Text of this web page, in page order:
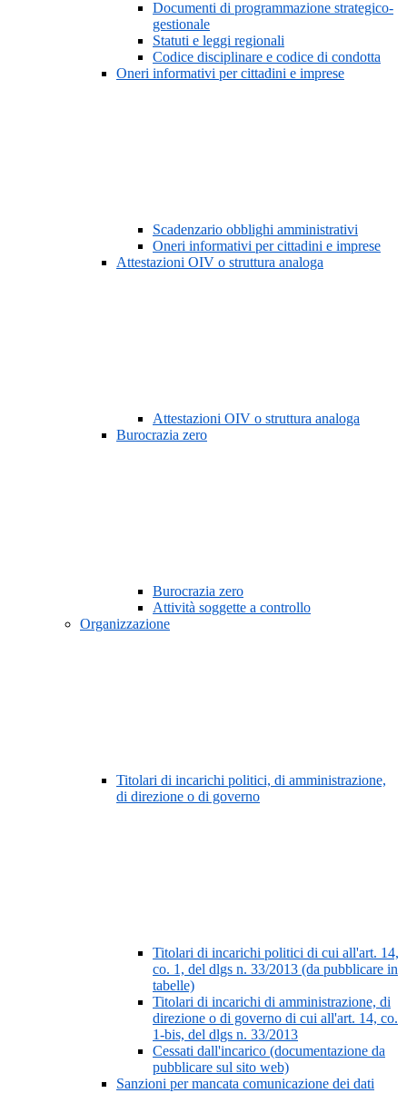
Documenti di programmazione strategico-
gestionale
Statuti e leggi regionali
Codice disciplinare e codice di condotta
Oneri informativi per cittadini e imprese
Scadenzario obblighi amministrativi
Oneri informativi per cittadini e imprese
Attestazioni OIV o struttura analoga
Attestazioni OIV o struttura analoga
Burocrazia zero
Burocrazia zero
Attività soggette a controllo
Organizzazione
Titolari di incarichi politici, di amministrazione,
di direzione o di governo
Titolari di incarichi politici di cui all'art. 14,
co. 1, del dlgs n. 33/2013 (da pubblicare in
tabelle)
Titolari di incarichi di amministrazione, di
direzione o di governo di cui all'art. 14, co.
1-bis, del dlgs n. 33/2013
Cessati dall'incarico (documentazione da
pubblicare sul sito web)
Sanzioni per mancata comunicazione dei dati